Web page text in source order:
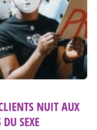
NUIT AUX
SEXE